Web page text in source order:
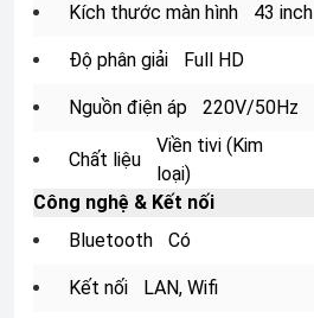
Kích thước màn hình 43 inch
Độ phân giải Full HD
Nguồn điện áp 220V/50Hz
Chất liệu
Viền tivi (Kim
loại)
Công nghệ & Kết nối
Bluetooth
Có
Kết nối LAN, Wifi